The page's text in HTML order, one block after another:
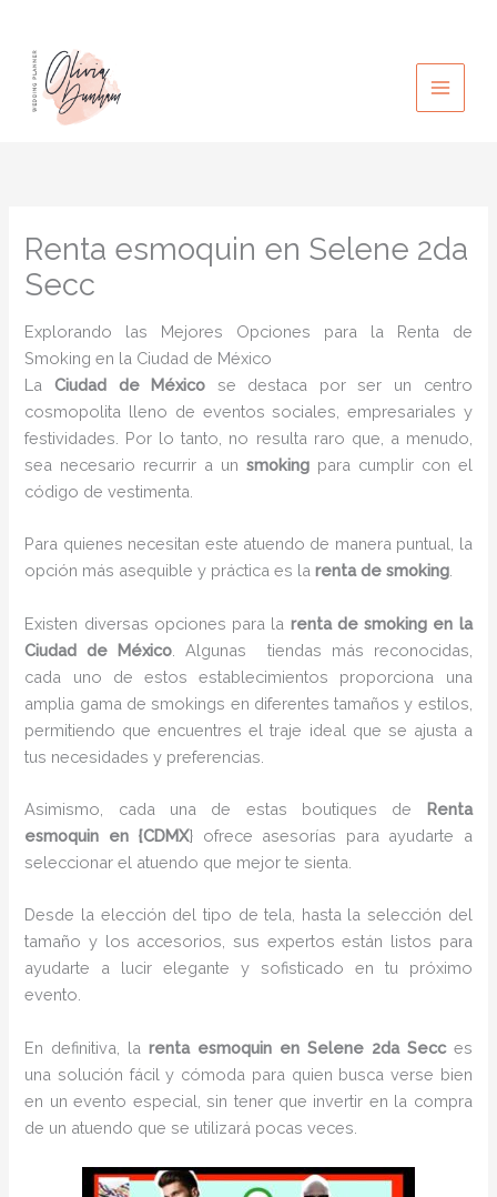
contenido
Renta esmoquin en Selene 2da
Secc
Explorando las Mejores Opciones para la Renta de
Smoking en la Ciudad de México
LaCiudad de México se destaca por ser un centro
cosmopolita lleno de eventos sociales, empresariales y
festividades. Por lo tanto, no resulta raro que, a menudo,
sea necesario recurrir a un smokingpara cumplir con el
código de vestimenta.
Para quienes necesitan este atuendo de manera puntual, la
opción más asequible y práctica es larenta de smoking
Existen diversas opciones para la renta de smoking en la
Ciudad de México . Algunas tiendas más reconocidas,
cada uno de estos establecimientos proporciona una
amplia gama de smokings en diferentes tamaños y estilos,
permitiendo que encuentres el traje ideal que se ajusta a
tus necesidades y preferencias.
Asimismo, cada una de estas boutiques de Renta
esmoquin en {CDMX} ofrece asesorías para ayudarte a
seleccionar el atuendo que mejor te sienta.
Desde la elección del tipo de tela, hasta la selección del
tamaño y los accesorios, sus expertos están listos para
ayudarte a lucir elegante y sofisticado en tu próximo
evento.
En definitiva, larenta esmoquin en Selene 2da Secces
una solución fácil y cómoda para quien busca verse bien
en un evento especial, sin tener que invertir en la compra
de un atuendo que se utilizará pocas veces.